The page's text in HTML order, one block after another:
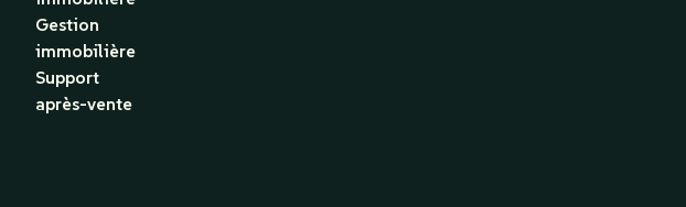
Gestion
immobilière
Support
après-vente